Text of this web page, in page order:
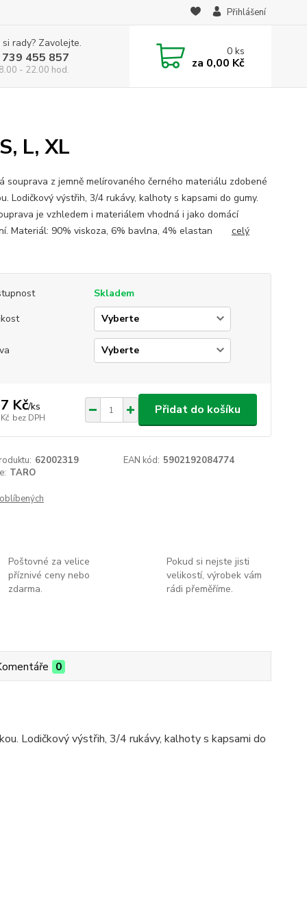
Přihlášení
rady? Zavolejte.
455 857
- 22.00 hod.
0ks
za 0,00 Kč
L, XL
souprava z jemně melírovaného černého materiálu zdobené
Lodičkový výstřih, 3/4 rukávy, kalhoty s kapsami do gumy.
je vzhledem i materiálem vhodná i jako domácí
Materiál: 90% viskoza, 6% bavlna, 4% elastan celý
Skladem
Kč/ks
bez DPH
Přidat do košíku
62002319 EAN kód: 5902192084774
TARO
Poštovné za velice
příznivé ceny nebo
zdarma.
Pokud si nejste jisti
velikostí, výrobek vám
rádi přeměříme.
0
Lodičkový výstřih, 3/4 rukávy, kalhoty s kapsami do